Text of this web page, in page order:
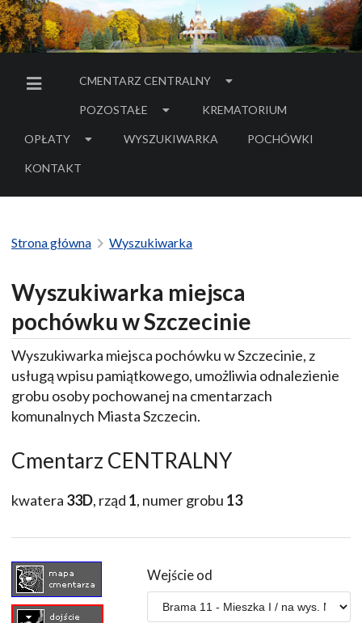
MENU BOCZNE
CMENTARZ CENTRALNY
POZOSTAŁE KREMATORIUM
OPŁATY WYSZUKIWARKA POCHÓWKI
- LINK DO SERWISU
KONTAKT
Strona główna Wyszukiwarka
Wyszukiwarka miejsca
pochówku w Szczecinie
Wyszukiwarka miejsca pochówku w Szczecinie, z
usługą wpisu pamiątkowego, umożliwia odnalezienie
grobu osoby pochowanej na cmentarzach
komunalnych Miasta Szczecin.
Cmentarz CENTRALNY
kwatera 33D, rząd 1, numer grobu 13
Wejście od